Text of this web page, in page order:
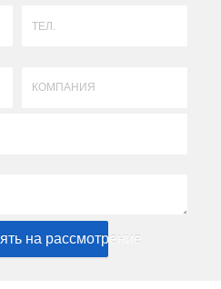
на рассмотрение